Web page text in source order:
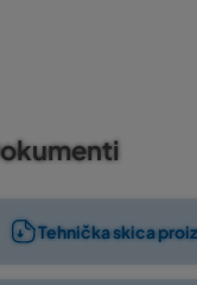
Tehnička skica